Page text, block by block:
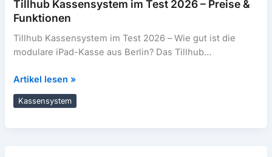
Tillhub Kassensystem im Test 2026 – Preise &
Funktionen
Tillhub Kassensystem im Test 2026 – Wie gut ist die
modulare iPad-Kasse aus Berlin? Das Tillhub
Tillhub
Kassensystem
im
Artikel lesen »
Kassensystem